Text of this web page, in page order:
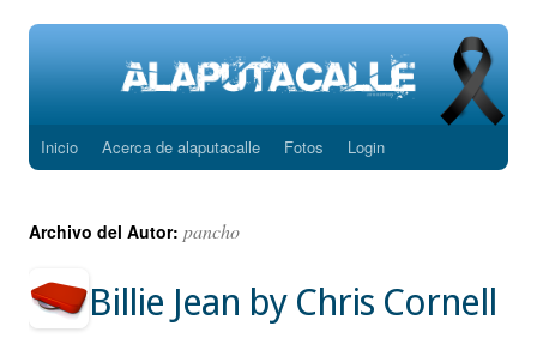
Saltar
contenido
Inicio Acerca de alaputacalle Fotos Login
Archivo del Autor: pancho
Billie Jean by Chris Cornell